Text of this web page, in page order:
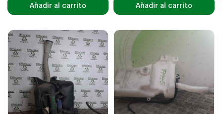
Añadir al carrito Añadir al carrito